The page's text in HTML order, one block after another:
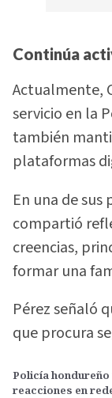
Continúa
Actualmente,
servicio en la
también
plataformas
En una de
compartió
creencias,
formar una
Pérez señaló
que procura
Policía
reacciones en